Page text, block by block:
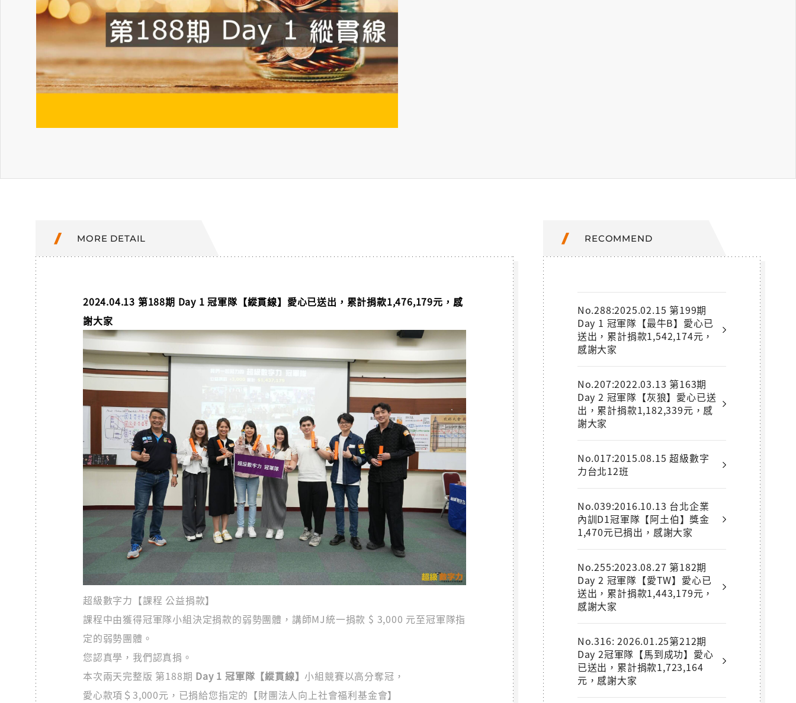
MORE DETAIL
2024.04.13 第188期 Day 1 冠軍隊【縱貫線】愛心已送出，累計捐款1,476,179元，感
謝大家
超級數字力【課程 公益捐款】
課程中由獲得冠軍隊小組決定捐款的弱勢團體，講師MJ統一捐款 $ 3,000 元至冠軍隊指
定的弱勢團體。
您認真學，我們認真捐。
本次兩天完整版 第188期 Day 1 冠軍隊【縱貫線】 小組競賽以高分奪冠，
愛心款項＄3,000元，已捐給您指定的【財團法人向上社會福利基金會】
RECOMMEND
No.288:2025.02.15 第199期
Day 1 冠軍隊【最牛B】愛心已
送出，累計捐款1,542,174元，
感謝大家
No.207:2022.03.13 第163期
Day 2 冠軍隊【灰狼】愛心已送
出，累計捐款1,182,339元，感
謝大家
No.017:2015.08.15 超級數字
力台北12班
No.039:2016.10.13 台北企業
內訓D1冠軍隊【阿土伯】獎金
1,470元已捐出，感謝大家
No.255:2023.08.27 第182期
Day 2 冠軍隊【愛TW】愛心已
送出，累計捐款1,443,179元，
感謝大家
No.316: 2026.01.25第212期
Day 2冠軍隊【馬到成功】愛心
已送出，累計捐款1,723,164
元，感謝大家